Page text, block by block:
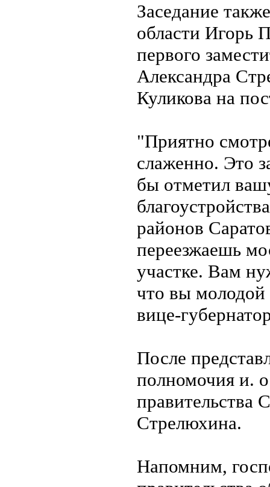
Заседание
области Игорь
первого
Александра
Куликова на
"Приятно
слаженно. Это
бы отметил
районов
переезжаешь
участке. Вам
что вы молодой
вице-
После
полномочия и.
правительства
Стрелюхина.
Напомним,